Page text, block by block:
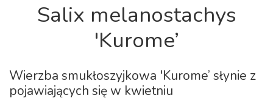
Salix melanostachys
'Kurome’
Wierzba smukłoszyjkowa 'Kurome’ słynie z
pojawiających się w kwietniu